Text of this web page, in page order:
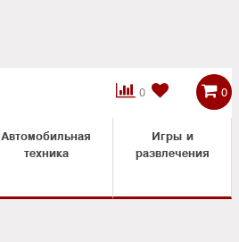
0

 0
Автомобильная
техника
Игры и
развлечения